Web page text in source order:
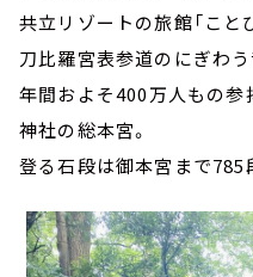
共立リゾートの旅館「こと
刀比羅宮表参道のにぎわう
年間およそ400万人もの
神社の総本宮。
登る石段は御本宮まで785